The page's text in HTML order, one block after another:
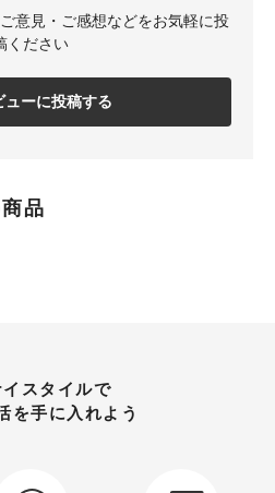
意見・ご感想などをお気軽に投
ください
ューに投稿する
品
イスタイルで
を手に入れよう